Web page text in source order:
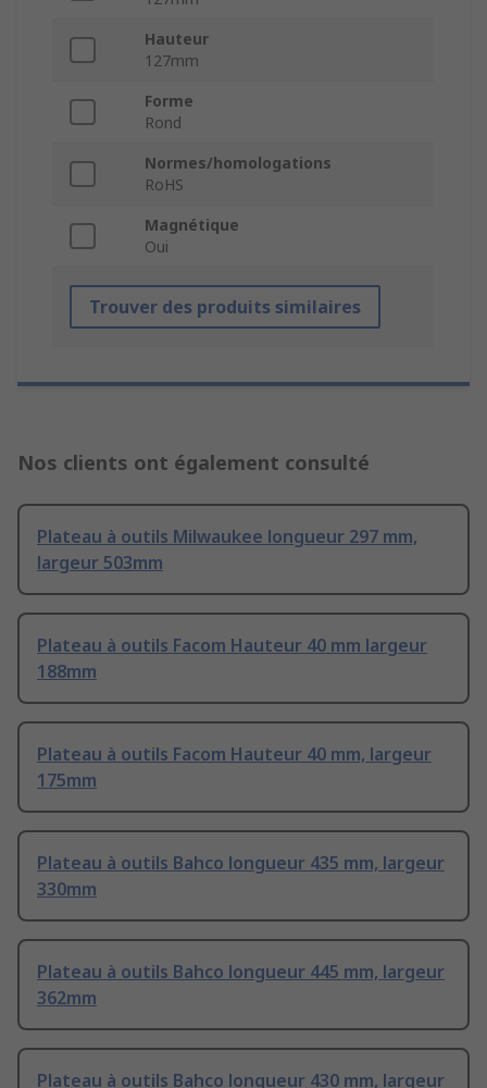
Hauteur
127mm
Forme
Rond
Normes/homologations
RoHS
Magnétique
Oui
Trouver des produits similaires
Nos clients ont également consulté
Plateau à outils Milwaukee longueur 297 mm,
largeur 503mm
Plateau à outils Facom Hauteur 40 mm largeur
188mm
Plateau à outils Facom Hauteur 40 mm, largeur
175mm
Plateau à outils Bahco longueur 435 mm, largeur
330mm
Plateau à outils Bahco longueur 445 mm, largeur
362mm
Plateau à outils Bahco longueur 430 mm, largeur